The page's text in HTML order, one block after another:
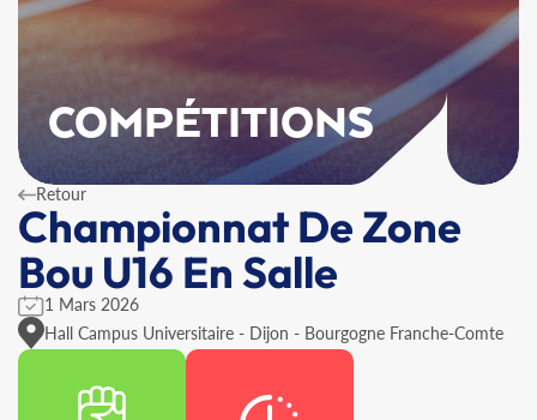
COMPÉTITIONS
Retour
Championnat De Zone
Bou U16 En Salle
1 Mars 2026
Hall Campus Universitaire - Dijon - Bourgogne Franche-Comte